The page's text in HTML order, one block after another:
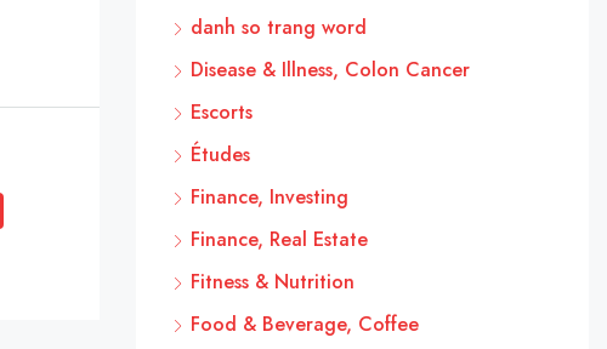
danh so trang word
Disease & Illness, Colon Cancer
Escorts
Études
Finance, Investing
Finance, Real Estate
Fitness & Nutrition
Food & Beverage, Coffee